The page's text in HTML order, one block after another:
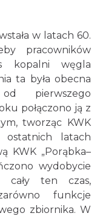
w latach 60.
pracowników
kopalni węgla
ta była obecna
pierwszego
połączono ją z
tworząc KWK
ostatnich latach
KWK „Porąbka–
wydobycie
cały ten czas,
funkcje
zbiornika. W